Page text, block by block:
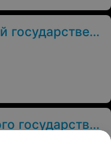
академии
технического колледжа